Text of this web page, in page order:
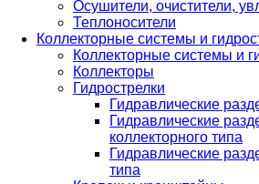
Осушители, очистители,
Теплоносители
Коллекторные системы и
Коллекторные системы и
Коллекторы
Гидрострелки
Гидравлические
Гидравлические
коллекторного типа
Гидравлические
типа